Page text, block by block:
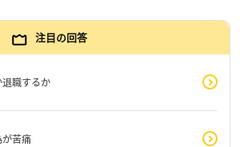
注目の回答
職するか
苦痛